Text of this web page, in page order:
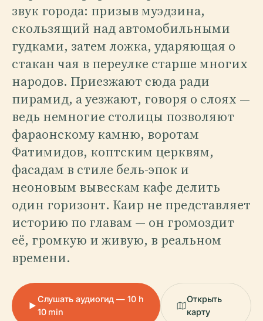
звук города: призыв муэдзина,
скользящий над автомобильными
гудками, затем ложка, ударяющая о
стакан чая в переулке старше многих
народов. Приезжают сюда ради
пирамид, а уезжают, говоря о слоях —
ведь немногие столицы позволяют
фараонскому камню, воротам
Фатимидов, коптским церквям,
фасадам в стиле бель-эпок и
неоновым вывескам кафе делить
один горизонт. Каир не представляет
историю по главам — он громоздит
её, громкую и живую, в реальном
времени.
Слушать аудиогид — 10 h
10 min
Открыть
карту